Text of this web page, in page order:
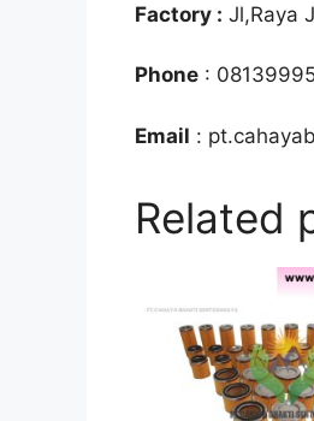
Factory : Jl,Raya
Phone :
Email :
Related